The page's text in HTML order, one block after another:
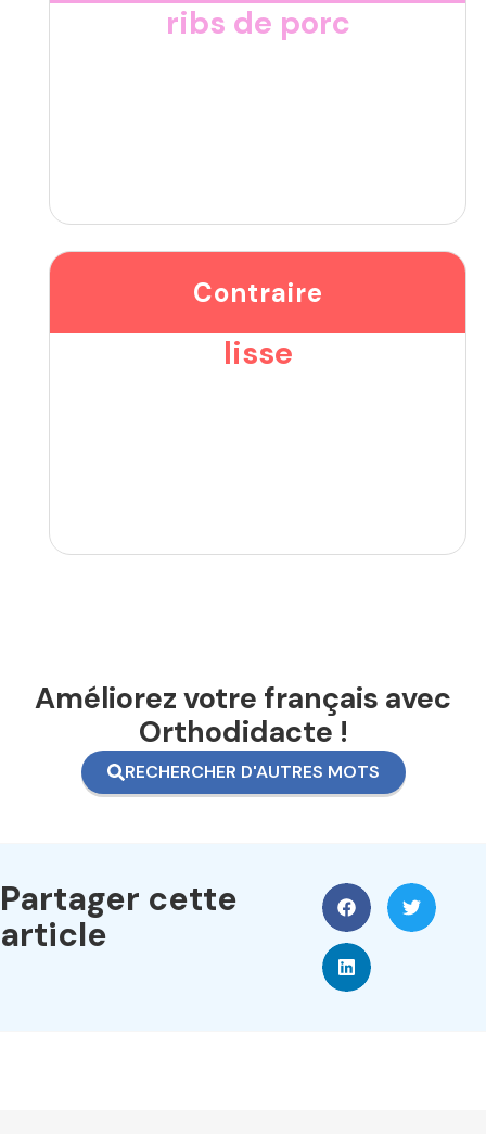
ribs de porc
Contraire
lisse
Améliorez votre français avec
Orthodidacte !
RECHERCHER D'AUTRES MOTS
Partager cette
article